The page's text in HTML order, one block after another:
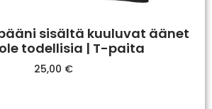
sisältä kuuluvat äänet
todellisia | T-paita
25,00 €